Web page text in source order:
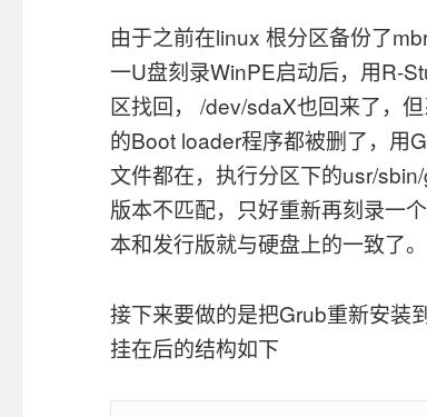
由于之前在linux 根分区备份了
一U盘刻录WinPE启动后，用R-
区找回， /dev/sdaX也回来了，
的Boot loader程序都被删了，用
文件都在，执行分区下的usr/
版本不匹配，只好重新再刻录一
本和发行版就与硬盘上的一致了。
接下来要做的是把Grub重新安装
挂在后的结构如下